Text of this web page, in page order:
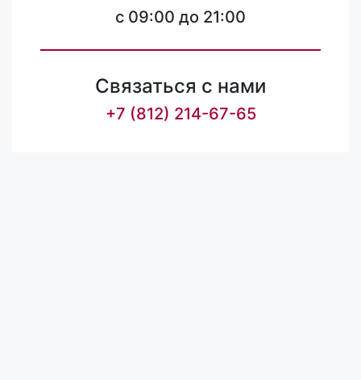
c 09:00 до 21:00
Связаться с нами
+7 (812) 214-67-65